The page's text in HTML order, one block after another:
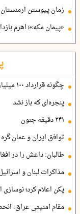
زمان پیوستن
«پیمان مکه»؛ اهرم
چگونه قرارداد ۱۰۰ میلیاردی با ۱۰۰ میلیون تومان دود شد؟ حراج ستاره
پنجره‌ای که باز نشد
۲۴۱ دقیقه جنون
توافق ایران و عمان
طالبان: داعش را در
مذاکرات لبنان و
پکن اعلام کرد؛
مقام امنیتی عراق: